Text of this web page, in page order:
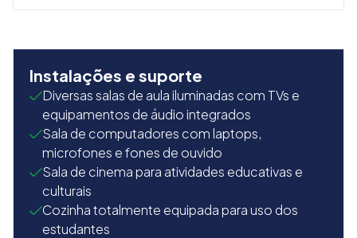
Instalações e suporte
Diversas salas de aula iluminadas com TVs e
equipamentos de áudio integrados
Sala de computadores com laptops,
microfones e fones de ouvido
Sala de cinema para atividades educativas e
culturais
Cozinha totalmente equipada para uso dos
estudantes